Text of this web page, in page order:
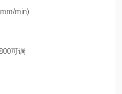
min)
可调